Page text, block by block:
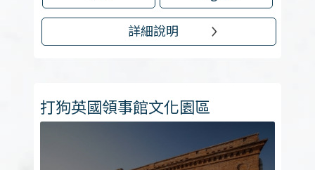
詳細說明
打狗英國領事館文化園區